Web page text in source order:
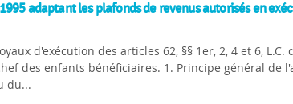
adaptant les plafonds de revenus autorisés en
d'exécution des articles 62, §§ 1er, 2, 4 et 6,
des enfants bénéficiaires. 1. Principe général de
du...